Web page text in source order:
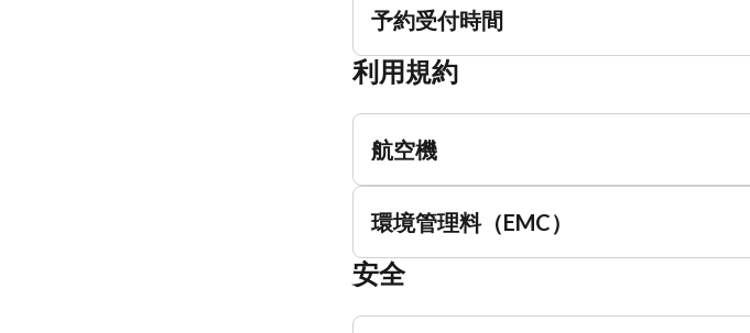
予約受付時間
利用規約
航空機
環境管理料（EMC）
安全